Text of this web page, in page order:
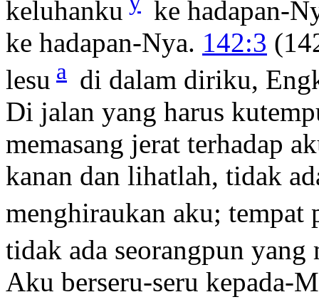
keluhanku
ke hadapan-
ke hadapan-Nya. 142:3
lesu a di dalam diriku,
Di jalan yang harus
memasang jerat terhadap
kanan dan lihatlah, tidak
menghiraukan aku; tempat
tidak ada seorangpun yang
Aku berseru-seru kepada-